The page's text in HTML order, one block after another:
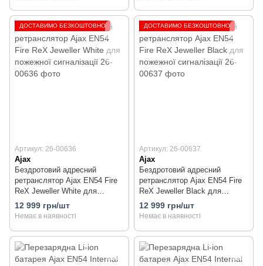
ДОСТАВИМО БЕЗКОШТОВНО
Артикул: 26-00636
Ajax
Бездротовий адресний
ретранслятор Ajax EN54 Fire
ReX Jeweller White для
пожежної сигналізації
12 999 грн/шт
Немає в наявності
ДОСТАВИМО БЕЗКОШТОВНО
Артикул: 26-00637
Ajax
Бездротовий адресний
ретранслятор Ajax EN54 Fire
ReX Jeweller Black для
пожежної сигналізації
12 999 грн/шт
Немає в наявності